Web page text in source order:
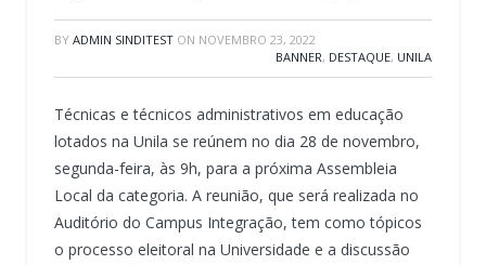
BY ADMIN SINDITEST ON NOVEMBRO 23, 2022
BANNER, DESTAQUE, UNILA
Técnicas e técnicos administrativos em educação
lotados na Unila se reúnem no dia 28 de novembro,
segunda-feira, às 9h, para a próxima Assembleia
Local da categoria. A reunião, que será realizada no
Auditório do Campus Integração, tem como tópicos
o processo eleitoral na Universidade e a discussão